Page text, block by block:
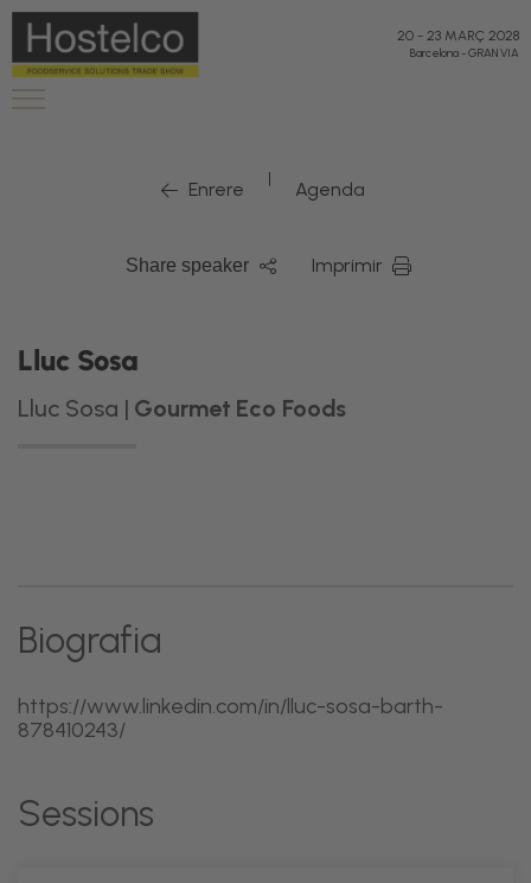
20 - 23 MARÇ 2028
Barcelona-GRAN VIA
Enrere | Agenda
Share speaker Imprimir
Lluc Sosa
Lluc Sosa | Gourmet Eco Foods
Biografia
https://www.linkedin.com/in/lluc-sosa-barth-
878410243/
Sessions